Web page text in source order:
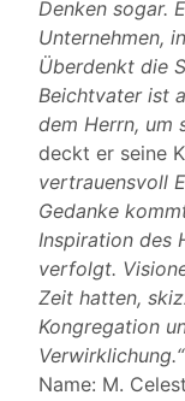
Denken sogar.
Unternehmen,
Überdenkt die
Beichtvater ist
dem Herrn, um
deckt er seine
vertrauensvoll
Gedanke
Inspiration des
verfolgt.
Zeit hatten,
Kongregation
Verwirklichung.“
Name: M.